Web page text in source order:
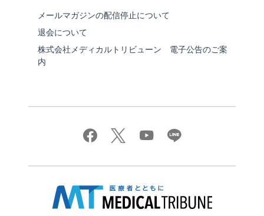
メールマガジンの配信停止について
退会について
株式会社メディカルトリビューン 電子公告のご案
内